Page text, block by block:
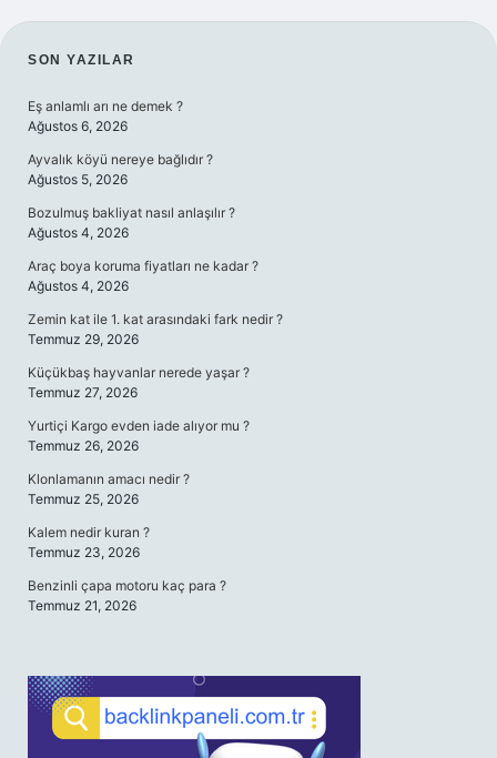
SIDEBAR
SON YAZILAR
Eş anlamlı arı ne demek ?
Ağustos 6, 2026
Ayvalık köyü nereye bağlıdır ?
Ağustos 5, 2026
Bozulmuş bakliyat nasıl anlaşılır ?
Ağustos 4, 2026
Araç boya koruma fiyatları ne kadar ?
Ağustos 4, 2026
Zemin kat ile 1. kat arasındaki fark nedir ?
Temmuz 29, 2026
Küçükbaş hayvanlar nerede yaşar ?
Temmuz 27, 2026
Yurtiçi Kargo evden iade alıyor mu ?
Temmuz 26, 2026
Klonlamanın amacı nedir ?
Temmuz 25, 2026
Kalem nedir kuran ?
Temmuz 23, 2026
Benzinli çapa motoru kaç para ?
Temmuz 21, 2026